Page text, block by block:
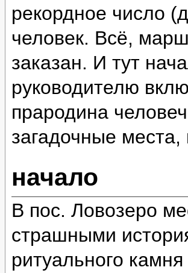
рекордное число
человек. Всё,
заказан. И тут
руководителю
прародина
загадочные
начало
В пос. Ловозеро
страшными
ритуального